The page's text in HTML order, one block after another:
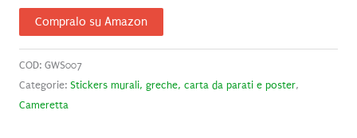
Compralo su Amazon
COD: GWS007
Categorie: Stickers murali, greche, carta da parati e poster,
Cameretta